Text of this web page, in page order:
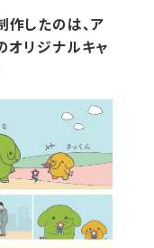
したのは、ア
オリジナルキャ